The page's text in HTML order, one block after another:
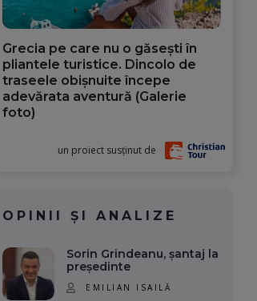
Grecia pe care nu o găsești în
pliantele turistice. Dincolo de
traseele obișnuite începe
adevărata aventură (Galerie
foto)
un proiect susținut de
OPINII ȘI ANALIZE
Sorin Grindeanu, șantaj la
președinte
EMILIAN ISAILĂ